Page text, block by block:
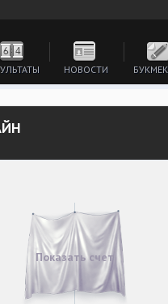
НОВОСТИ
Показать счет